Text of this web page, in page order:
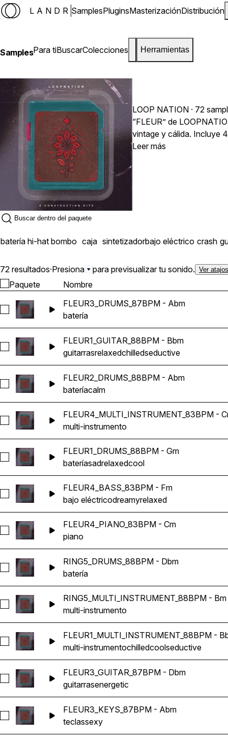
LANDR SamplesPluginsMasterizaciónDistribución
SamplesPara tiBuscarColecciones Herramientas
LOOP NATION · 72
“FLEUR” de
vintage y cálida. Incluye
Hip‑Hop relajada.
Leer más
batería hi-hat bombo caja sintetizadorbajo eléctrico crash
72 resultados·Presiona para previsualizar tu sonido. Ver
Paquete Nombre
Seleccionar FLEUR3_DRUMS_87BPM - Abm
FLEUR3_DRUMS_87BPM - Abm
batería
Seleccionar FLEUR1_GUITAR_88BPM - Bbm
FLEUR1_GUITAR_88BPM - Bbm
guitarrasrelaxedchilledseductive
Seleccionar FLEUR2_DRUMS_88BPM - Abm
FLEUR2_DRUMS_88BPM - Abm
bateríacalm
Seleccionar FLEUR4_MULTI_INSTRUMENT_83BPM - Cm
FLEUR4_MULTI_INSTRUMENT_83BPM -
multi-instrumento
Seleccionar FLEUR1_DRUMS_88BPM - Gm
FLEUR1_DRUMS_88BPM - Gm
bateríasadrelaxedcool
Seleccionar FLEUR4_BASS_83BPM - Fm
FLEUR4_BASS_83BPM - Fm
bajo eléctricodreamyrelaxed
Seleccionar FLEUR4_PIANO_83BPM - Cm
FLEUR4_PIANO_83BPM - Cm
piano
Seleccionar RING5_DRUMS_88BPM - Dbm
RING5_DRUMS_88BPM - Dbm
batería
Seleccionar RING5_MULTI_INSTRUMENT_88BPM - Bm
RING5_MULTI_INSTRUMENT_88BPM - Bm
multi-instrumento
Seleccionar FLEUR1_MULTI_INSTRUMENT_88BPM - Bbm
FLEUR1_MULTI_INSTRUMENT_88BPM -
multi-instrumentochilledcoolseductive
Seleccionar FLEUR3_GUITAR_87BPM - Dbm
FLEUR3_GUITAR_87BPM - Dbm
guitarrasenergetic
Seleccionar FLEUR3_KEYS_87BPM - Abm
FLEUR3_KEYS_87BPM - Abm
teclassexy